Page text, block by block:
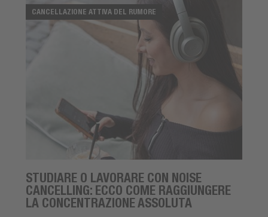
CANCELLAZIONE ATTIVA DEL RUMORE
STUDIARE O LAVORARE CON NOISE
CANCELLING: ECCO COME RAGGIUNGERE
LA CONCENTRAZIONE ASSOLUTA